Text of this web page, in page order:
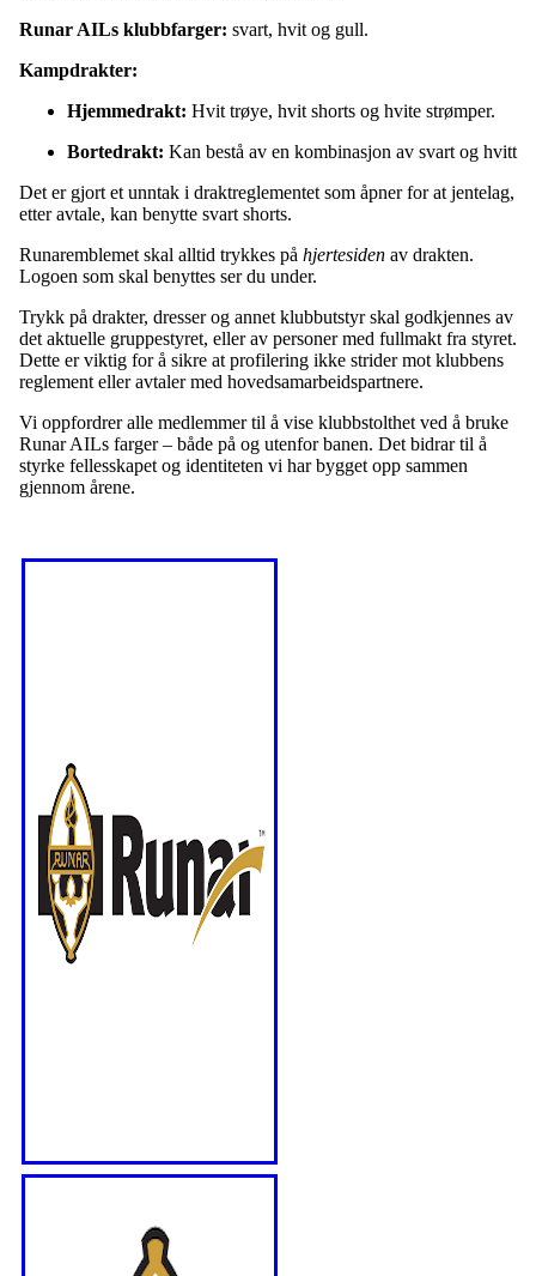
Runar AILs klubbfarger: svart, hvit og gull.
Kampdrakter:
Hjemmedrakt: Hvit trøye, hvit shorts og hvite strømper.
Bortedrakt: Kan bestå av en kombinasjon av svart og hvitt
Det er gjort et unntak i draktreglementet som åpner for at jentelag,
etter avtale, kan benytte svart shorts.
Runaremblemet skal alltid trykkes på hjertesiden av drakten.
Logoen som skal benyttes ser du under.
Trykk på drakter, dresser og annet klubbutstyr skal godkjennes av
det aktuelle gruppestyret, eller av personer med fullmakt fra styret.
Dette er viktig for å sikre at profilering ikke strider mot klubbens
reglement eller avtaler med hovedsamarbeidspartnere.
Vi oppfordrer alle medlemmer til å vise klubbstolthet ved å bruke
Runar AILs farger – både på og utenfor banen. Det bidrar til å
styrke fellesskapet og identiteten vi har bygget opp sammen
gjennom årene.